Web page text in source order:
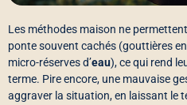
Les méthodes maison ne
ponte souvent cachés (gouttières
micro-réserves d’eau), ce qui rend
terme. Pire encore, une mauvaise
aggraver la situation, en laissant le